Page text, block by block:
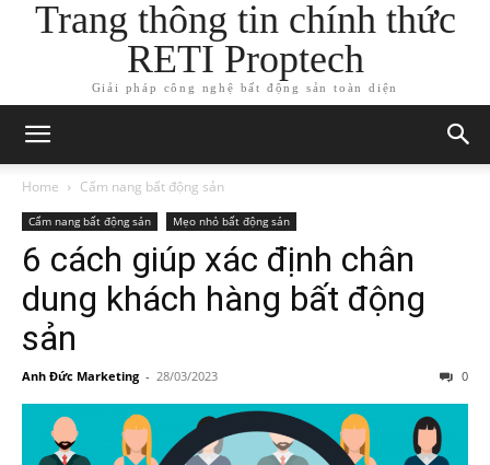
Trang thông tin chính thức
RETI Proptech
Giải pháp công nghệ bất động sản toàn diện
Home Cẩm nang bất động sản
Cẩm nang bất động sản Mẹo nhỏ bất động sản
6 cách giúp xác định chân
dung khách hàng bất động
sản
Anh Đức Marketing - 28/03/2023 0